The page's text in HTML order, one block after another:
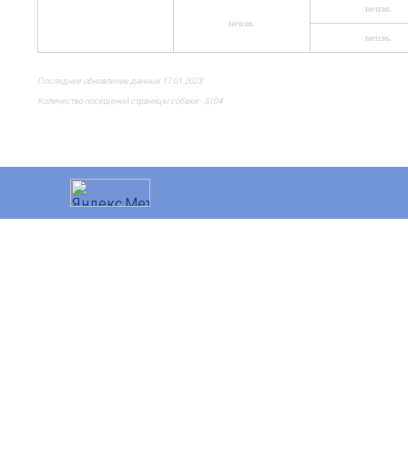
неизв.
неизв.
неизв.
Последнее обновление данных 17.01.2023
Количество посещений страницы собаки - 3104